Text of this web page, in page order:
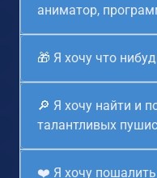
аниматор,
🎁 Я хочу что
🔎 Я хочу найти и
талантливых
❤️ Я хочу